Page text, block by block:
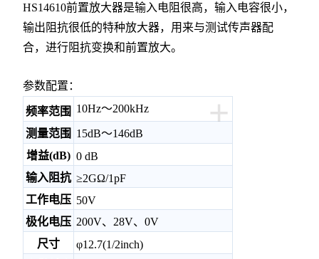
HS14610前置放大器是输入电阻很高，输入电容很小，
输出阻抗很低的特种放大器，用来与测试传声器配
合，进行阻抗变换和前置放大。
参数配置：
+
频率范围 10Hz～200kHz
测量范围 15dB～146dB
增益(dB) 0 dB
输入阻抗 ≥2GΩ/1pF
工作电压 50V
极化电压 200V、28V、0V
尺寸
φ12.7(1/2inch)